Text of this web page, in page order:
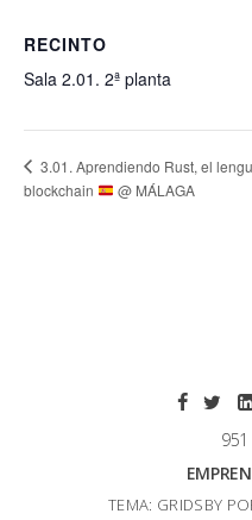
RECINTO
Sala 2.01. 2ª planta
3.01. Aprendiendo Rust, el
blockchain
@ MÁLAGA
TEMA: GRIDSBY